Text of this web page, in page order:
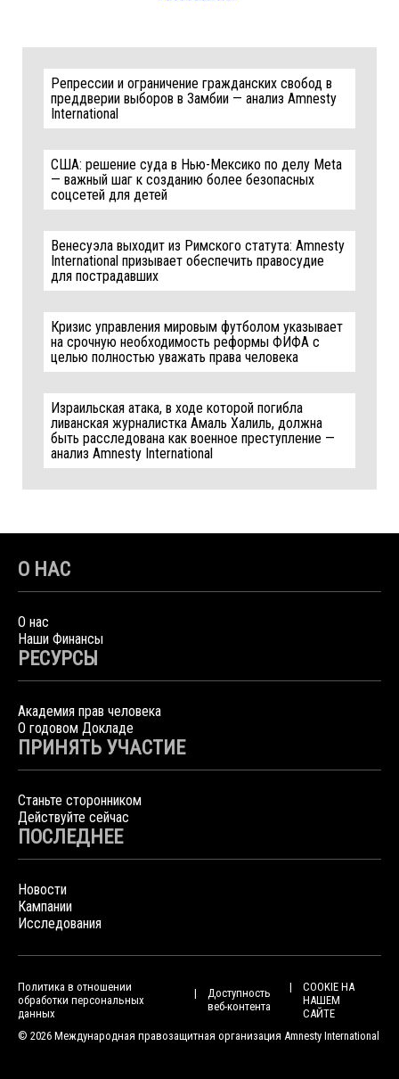
Репрессии и ограничение гражданских свобод в
преддверии выборов в Замбии — анализ Amnesty
International
США: решение суда в Нью-Мексико по делу Meta
— важный шаг к созданию более безопасных
соцсетей для детей
Венесуэла выходит из Римского статута: Amnesty
International призывает обеспечить правосудие
для пострадавших
Кризис управления мировым футболом указывает
на срочную необходимость реформы ФИФА с
целью полностью уважать права человека
Израильская атака, в ходе которой погибла
ливанская журналистка Амаль Халиль, должна
быть расследована как военное преступление —
анализ Amnesty International
О НАС
О нас
Наши Финансы
РЕСУРСЫ
Академия прав человека
О годовом Докладе
ПРИНЯТЬ УЧАСТИЕ
Станьте сторонником
Действуйте сейчас
ПОСЛЕДНЕЕ
Новости
Кампании
Исследования
Политика в отношении
обработки персональных
данных
Доступность
веб-контента
COOKIE НА
НАШЕМ
САЙТЕ
© 2026 Международная правозащитная организация Amnesty International